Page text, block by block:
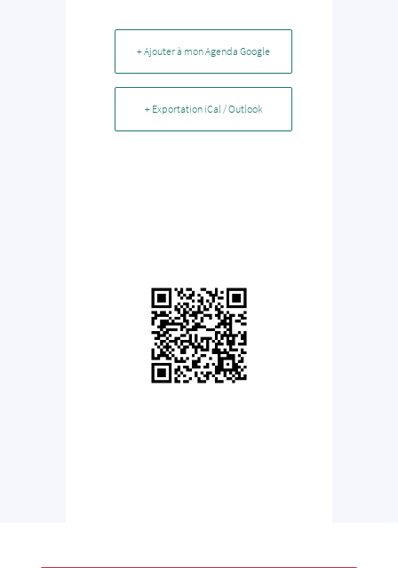
+ Ajouter à mon Agenda Google
+ Exportation iCal / Outlook